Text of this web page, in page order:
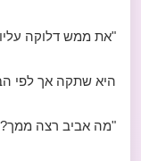
"את ממש דלוקה
היא שתקה אך לפי
"מה אביב רצה